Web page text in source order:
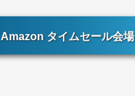
Amazon タイムセール会場